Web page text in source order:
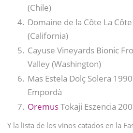
(Chile)
Domaine de la Côte La
(California)
Cayuse Vineyards Bionic
Valley (Washington)
Mas Estela Dolç Solera
Empordà
OremusTokaji Eszencia
Y la lista de los vinos catados en la